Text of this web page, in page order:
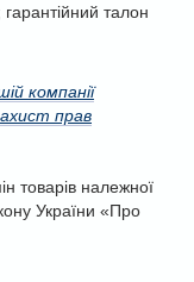
талон
компанії
прав
товарів належної
України «Про